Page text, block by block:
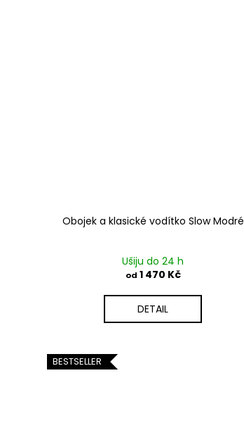
Obojek a klasické vodítko Slow Modré
Ušiju do 24 h
od 1 470 Kč
DETAIL
BESTSELLER